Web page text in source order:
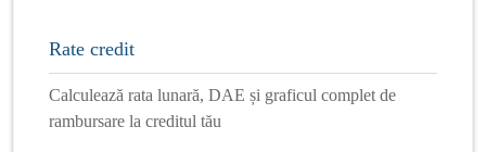
Rate credit
Calculează rata lunară, DAE și graficul complet de
rambursare la creditul tău